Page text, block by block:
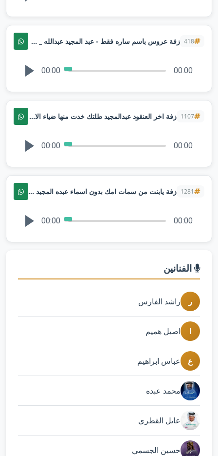
418 زفة عروس باسم ساره فقط - عبد المجيد عبدالله _ مثل السحابه + مقدمة شعر ابتدى ليل الفرح _ لطلب بدون حقوق | تنفيذها بالاسماء
00:00 00:00
1107 زفة اخر العنقود عبدالمجيد طلتك خدت منها ضياء الاقمار (حصريا) زفات 2026
00:00 00:00
1281 زفة يابنت من سمات امك بدون اسماء عبده المجيد النسخة الاصليه لطلب
00:00 00:00
الفنانين
ر راشد الفارس
ا اصيل هميم
ع عباس ابراهيم
محمد عبده
عايل القطري
حسين الجسمي